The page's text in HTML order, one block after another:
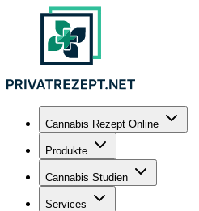
Cannabis Rezept Online
Produkte
Cannabis Studien
Services